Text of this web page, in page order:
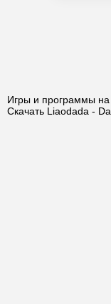
Игры и программы на
Скачать Liaodada -